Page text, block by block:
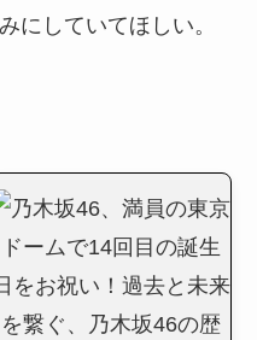
にしていてほしい。